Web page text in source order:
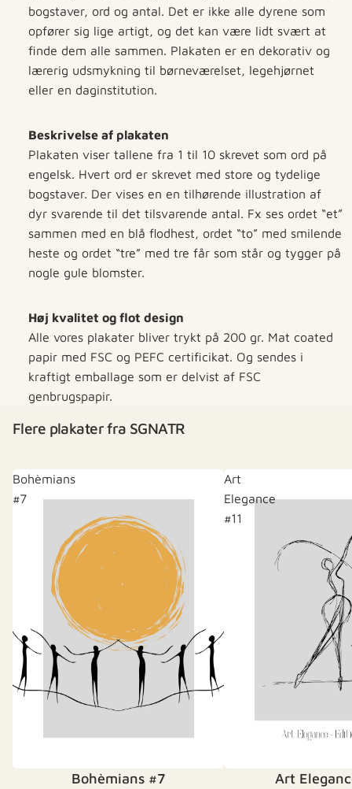
bogstaver, ord og antal. Det er ikke alle dyrene som
opfører sig lige artigt, og det kan være lidt svært at
finde dem alle sammen. Plakaten er en dekorativ og
lærerig udsmykning til børneværelset, legehjørnet
eller en daginstitution.
Beskrivelse af plakaten
Plakaten viser tallene fra 1 til 10 skrevet som ord på
engelsk. Hvert ord er skrevet med store og tydelige
bogstaver. Der vises en en tilhørende illustration af
dyr svarende til det tilsvarende antal. Fx ses ordet “et”
sammen med en blå flodhest, ordet “to” med smilende
heste og ordet “tre” med tre får som står og tygger på
nogle gule blomster.
Høj kvalitet og flot design
Alle vores plakater bliver trykt på 200 gr. Mat coated
papir med FSC og PEFC certificikat. Og sendes i
kraftigt emballage som er delvist af FSC
genbrugspapir.
Flere plakater fra SGNATR
Bohèmians
#7
Bohèmians #7
Art
Elegance
#11
Art